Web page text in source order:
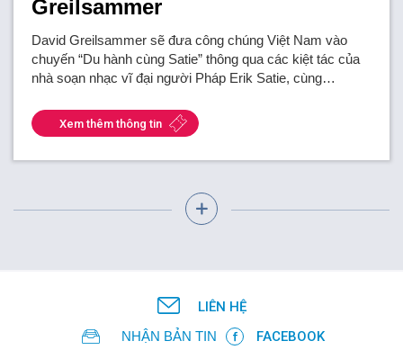
Greilsammer
David Greilsammer sẽ đưa công chúng Việt Nam vào
chuyến “Du hành cùng Satie” thông qua các kiệt tác của
nhà soạn nhạc vĩ đại người Pháp Erik Satie, cùng…
Xem thêm thông tin
LIÊN HỆ
NHẬN BẢN TIN
FACEBOOK